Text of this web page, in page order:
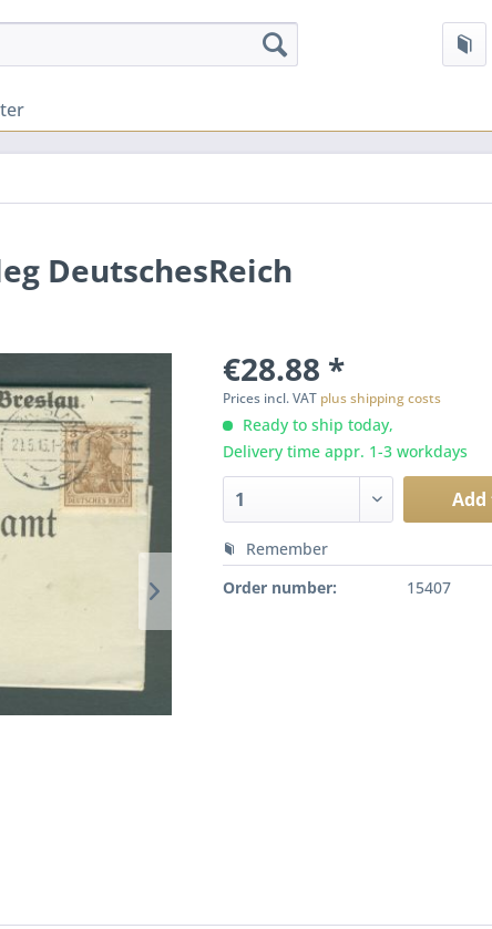
DeutschesReich
€28.88 *
Prices incl. VAT plus shipping costs
Ready to ship today,
Delivery time appr. 1-3 workdays
Add
Remember
Order number:
15407